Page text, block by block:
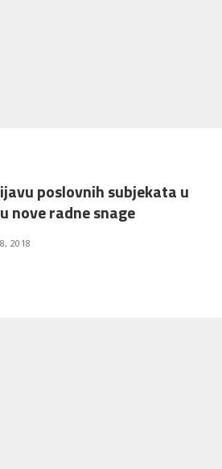
poslovnih subjekata u
nove radne snage
2018